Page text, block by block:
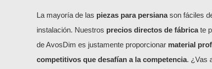
La mayoría de las piezas para persianason fáciles
instalación. Nuestros precios directos de fábricate
de AvosDim es justamente proporcionar material
competitivos que desafían a la competencia. ¿Vas